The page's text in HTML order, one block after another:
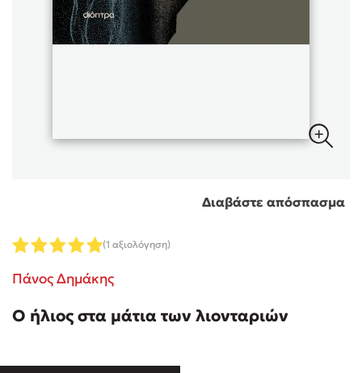
Κώστας Κρομμύδας
Το λιμάνι μου είσαι εσύ
Διαβάστε απόσπασμα
(1 αξιολόγηση)
Πάνος Δημάκης
Ο ήλιος στα μάτια των λιονταριών